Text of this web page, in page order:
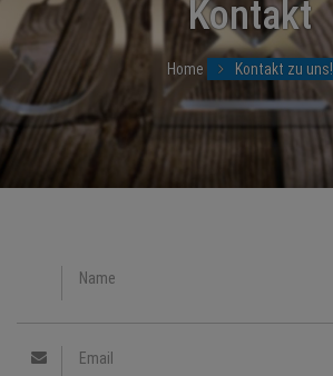
NEWS
TERMINE
ANGEBOTE
MEDIEN
KONTAKT
Kontakt
Home Kontakt zu uns!